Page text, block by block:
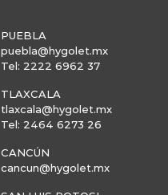
PUEBLA
puebla@hygolet.mx
Tel: 2222 6962 37
TLAXCALA
tlaxcala@hygolet.mx
Tel: 2464 6273 26
CANCÚN
cancun@hygolet.mx